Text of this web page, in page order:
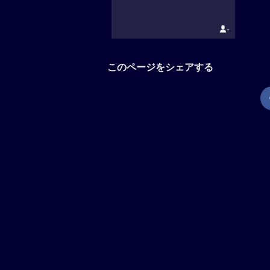
-
このページをシェアする